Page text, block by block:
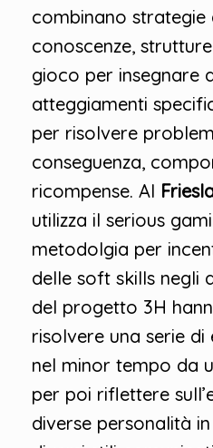
combinano strategie
conoscenze,
gioco per insegnare
atteggiamenti
per risolvere
conseguenza,
ricompense. Al
utilizza il serious
metodolgia per
delle soft skills negli
del progetto 3H
risolvere una serie di
nel minor tempo da
per poi riflettere
diverse personalità